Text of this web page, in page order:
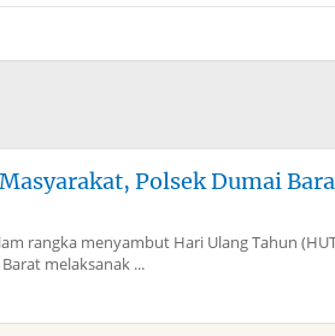
Polsek Dumai
rangka menyambut Hari Ulang Tahun
melaksanak ...